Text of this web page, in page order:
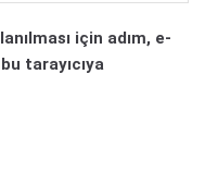
için adım, e-
tarayıcıya